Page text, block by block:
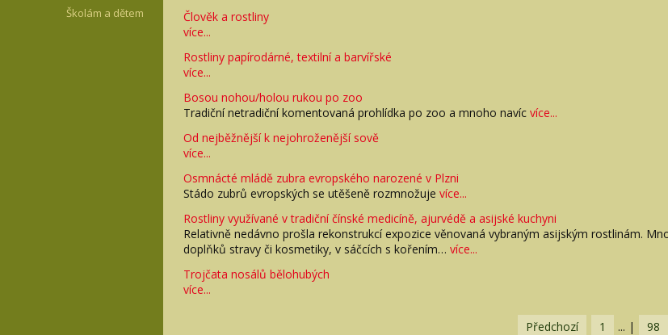
Školám a dětem
Člověk a rostliny
více...
Rostliny papírodárné, textilní a barvířské
více...
Bosou nohou/holou rukou po zoo
Tradiční netradiční komentovaná prohlídka po zoo a mnoho navíc více...
Od nejběžnější k nejohroženější sově
více...
Osmnácté mládě zubra evropského narozené v Plzni
Stádo zubrů evropských se utěšeně rozmnožuje více...
Rostliny využívané v tradiční čínské medicíně, ajurvédě a asijské kuchyni
Relativně nedávno prošla rekonstrukcí expozice věnovaná vybraným asijským rostlinám.
doplňků stravy či kosmetiky, v sáčcích s kořením… více...
Trojčata nosálů bělohubých
více...
Předchozí 1 ... | 98